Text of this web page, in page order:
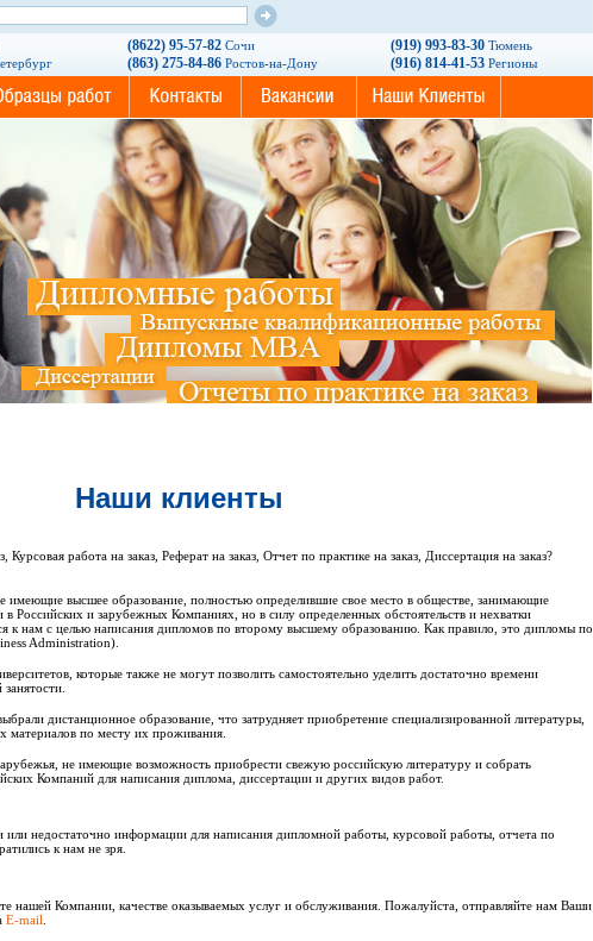
(8622) 95-57-82 Сочи
(863) 275-84-86 Ростов-на-Дону
(919) 993-83-30 Тюмень
(916) 814-41-53 Регионы
Наши клиенты
работа на заказ, Реферат на заказ, Отчет по практике на заказ, Диссертация на заказ?
высшее образование, полностью определившие свое место в обществе, занимающие
Российских и зарубежных Компаниях, но в силу определенных обстоятельств и нехватки
к нам с целью написания дипломов по второму высшему образованию. Как правило, это дипломы по
Administration).
которые также не могут позволить самостоятельно уделить достаточно времени
дистанционное образование, что затрудняет приобретение специализированной литературы,
материалов по месту их проживания.
не имеющие возможность приобрести свежую российскую литературу и собрать
Компаний для написания диплома, диссертации и других видов работ.
или недостаточно информации для написания дипломной работы, курсовой работы, отчета по
к нам не зря.
нашей Компании, качестве оказываемых услуг и обслуживания. Пожалуйста, отправляйте нам Ваши
E-mail